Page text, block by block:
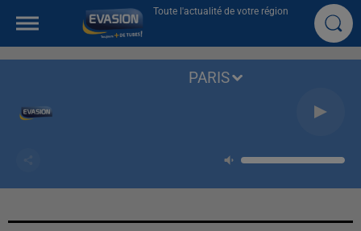
Toute l'actualité de votre région
PARIS